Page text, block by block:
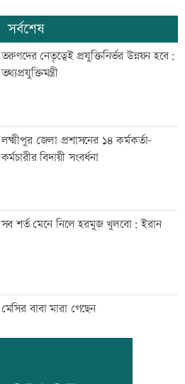
সর্বশেষ
তরুণদের নেতৃত্বেই প্রযুক্তিনির্ভর উন্নয়ন হবে:
তথ্যপ্রযুক্তিমন্ত্রী
লক্ষ্মীপুর জেলা প্রশাসনের ১৪ কর্মকর্তা-
কর্মচারীর বিদায়ী সংবর্ধনা
সব শর্ত মেনে নিলে হরমুজ খুলবো: ইরান
মেসির বাবা মারা গেছেন